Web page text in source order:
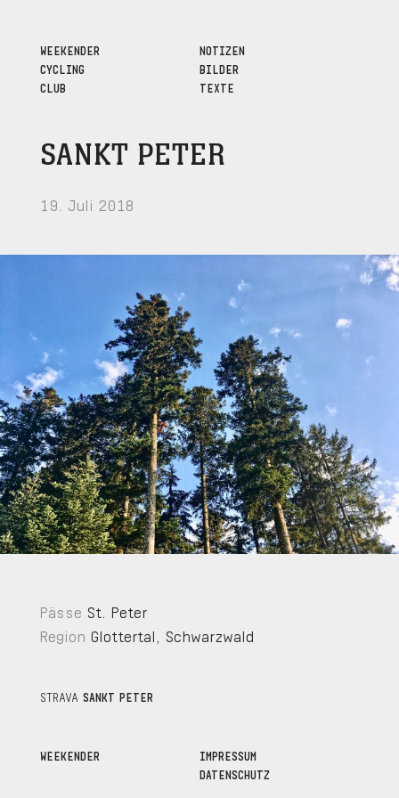
WEEKENDER
CYCLING
CLUB
NOTIZEN
BILDER
TEXTE
SANKT PETER
19. Juli 2018
Pässe St. Peter
Region Glottertal Schwarzwald
STRAVA SANKT PETER
WEEKENDER
IMPRESSUM
DATENSCHUTZ